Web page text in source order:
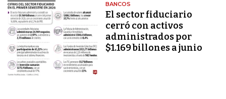
BANCOS
El sector fiduciario
cerró con activos
administrados por
$1.169 billones a junio